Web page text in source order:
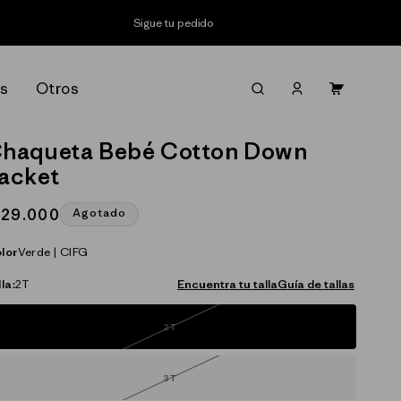
Sigue tu pedido
Otros
sesión
Carrito
Bebé Cotton Down
Agotado
Verde | CIFG
2T Encuentra tu tallaGuía de tallas
2TVariante
o
disponible
3TVariante